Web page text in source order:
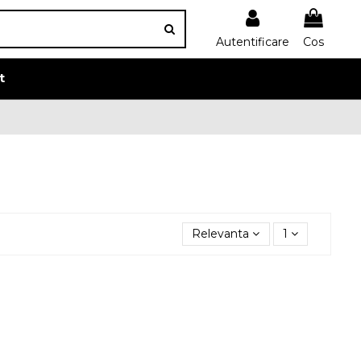
Autentificare Cos
Relevanta 1